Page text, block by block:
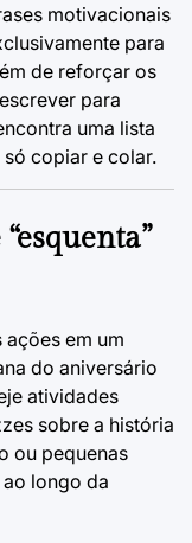
motivacionais
para
de reforçar os
para
uma lista
copiar e colar.
em um
do aniversário
atividades
sobre a história
ou pequenas
longo da